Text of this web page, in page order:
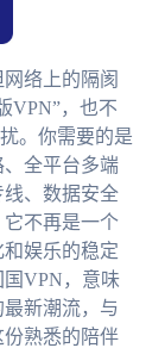
络上的隔阂
VPN”，也不
。你需要的是
全平台多端
、数据安全
不再是一个
娱乐的稳定
VPN，意味
新潮流，与
熟悉的陪伴